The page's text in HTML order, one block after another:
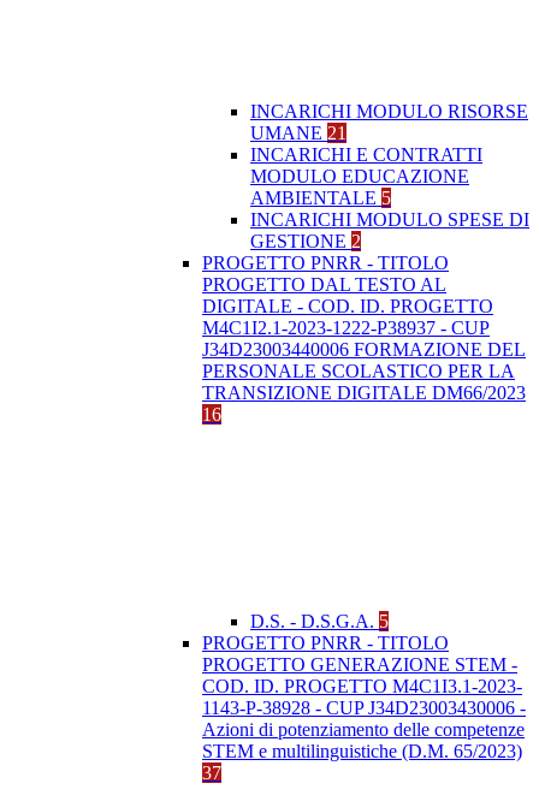
INCARICHI MODULO RISORSE
UMANE 21
INCARICHI E CONTRATTI
MODULO EDUCAZIONE
AMBIENTALE 5
INCARICHI MODULO SPESE DI
GESTIONE 2
PROGETTO PNRR - TITOLO
PROGETTO DAL TESTO AL
DIGITALE - COD. ID. PROGETTO
M4C1I2.1-2023-1222-P38937 - CUP
J34D23003440006 FORMAZIONE DEL
PERSONALE SCOLASTICO PER LA
TRANSIZIONE DIGITALE DM66/2023
16
D.S. - D.S.G.A. 5
PROGETTO PNRR - TITOLO
PROGETTO GENERAZIONE STEM -
COD. ID. PROGETTO M4C1I3.1-2023-
1143-P-38928 - CUP J34D23003430006 -
Azioni di potenziamento delle competenze
STEM e multilinguistiche (D.M. 65/2023)
37